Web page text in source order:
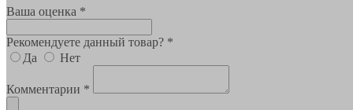
Ваша оценка *
Рекомендуете данный товар? *
Да
Нет
Комментарии *